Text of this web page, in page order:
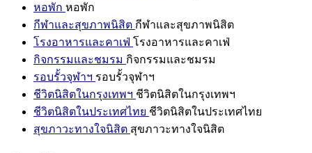
หอพัก หอพัก
กีฬาและสุขภาพนิสิต กีฬาและสุขภาพนิสิต
โรงอาหารและคาเฟ่ โรงอาหารและคาเฟ่
กิจกรรมและชมรม กิจกรรมและชมรม
รอบรั้วจุฬาฯ รอบรั้วจุฬาฯ
ชีวิตนิสิตในกรุงเทพฯ ชีวิตนิสิตในกรุงเทพฯ
ชีวิตนิสิตในประเทศไทย ชีวิตนิสิตในประเทศไทย
สุขภาวะทางใจนิสิต สุขภาวะทางใจนิสิต